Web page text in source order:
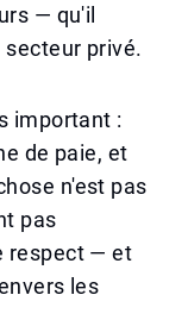
— qu'il
secteur privé.
important :
de paie, et
n'est pas
pas
respect — et
les